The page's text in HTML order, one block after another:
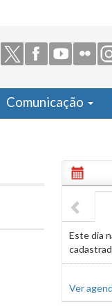
Comunicação
Este dia
Ver